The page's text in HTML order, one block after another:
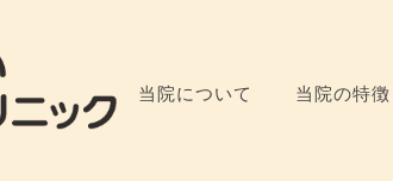
当院について 当院の特徴